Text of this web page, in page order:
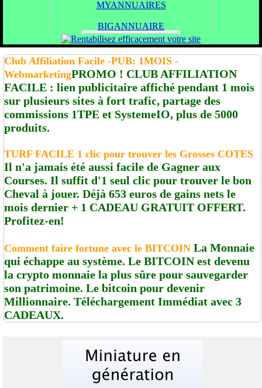
MYANNUAIRES
BIGANNUAIRE
Club Affiliation Facile -PUB: 1MOIS -
WebmarketingPROMO ! CLUB AFFILIATION
FACILE : lien publicitaire affiché pendant 1 mois
sur plusieurs sites à fort trafic, partage des
commissions 1TPE et SystemeIO, plus de 5000
produits.
TURF FACILE 1 clic pour trouver les Grosses COTES
Il n'a jamais été aussi facile de Gagner aux
Courses. Il suffit d'1 seul clic pour trouver le bon
Cheval à jouer. Déjà 653 euros de gains nets le
mois dernier + 1 CADEAU GRATUIT OFFERT.
Profitez-en!
Comment faire fortune avec le BITCOIN La Monnaie
qui échappe au système. Le BITCOIN est devenu
la crypto monnaie la plus sûre pour sauvegarder
son patrimoine. Le bitcoin pour devenir
Millionnaire. Téléchargement Immédiat avec 3
CADEAUX.